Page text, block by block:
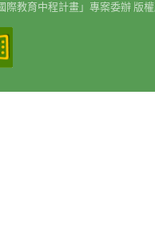
際教育中程計畫」專案委辦 版